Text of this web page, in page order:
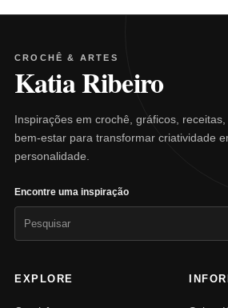
CROCHÊ & ARTES
Katia Ribeiro
Inspirações em crochê, gráficos,
bem-estar para transformar criatividade
personalidade.
Encontre uma inspiração
EXPLORE